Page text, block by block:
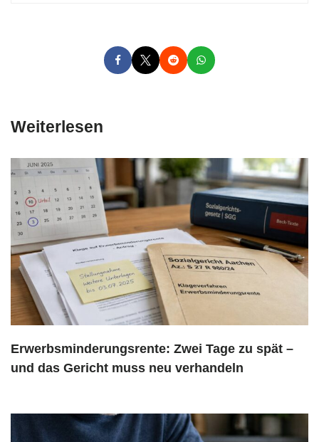
Weiterlesen
Erwerbsminderungsrente: Zwei Tage zu spät –
und das Gericht muss neu verhandeln